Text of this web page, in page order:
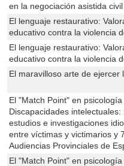
en la negociación asistida
El lenguaje restaurativo:
educativo contra la violencia
El lenguaje restaurativo:
educativo contra la violencia
El maravilloso arte de ejercer
El "Match Point" en psicología
Discapacidades
estudios e investigaciones
entre víctimas y victimarios y
Audiencias Provinciales de
El "Match Point" en psicología